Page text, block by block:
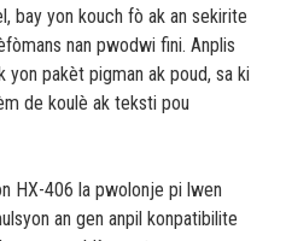
bay yon kouch fò ak an sekirite
nan pwodwi fini. Anplis
yon pakèt pigman ak poud, sa ki
de koulè ak teksti pou
HX-406 la pwolonje pi lwen
an gen anpil konpatibilite